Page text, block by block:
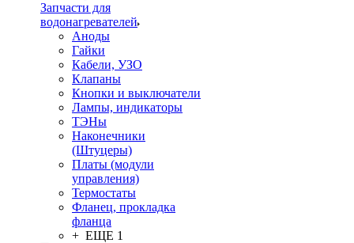
Запчасти для
водонагревателей
Аноды
Гайки
Кабели, УЗО
Клапаны
Кнопки и выключатели
Лампы, индикаторы
ТЭНы
Наконечники
(Штуцеры)
Платы (модули
управления)
Термостаты
Фланец, прокладка
фланца
+ ЕЩЕ 1